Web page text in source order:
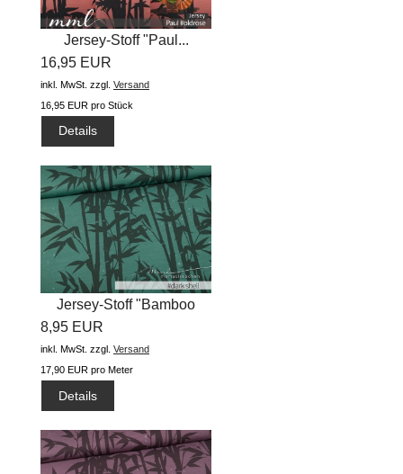
Jersey-Stoff "Paul...
16,95 EUR
inkl. MwSt. zzgl. Versand
16,95 EUR pro Stück
Details
Jersey-Stoff "Bamboo
8,95 EUR
inkl. MwSt. zzgl. Versand
17,90 EUR pro Meter
Details